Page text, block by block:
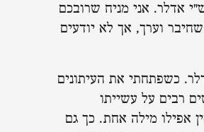
אדלר. אני מניח שרובכם
וערך, אך לא יודעים
כשפתחתי את העיתונים
רבים על עשייתו
אפילו מילה אחת. כך גם